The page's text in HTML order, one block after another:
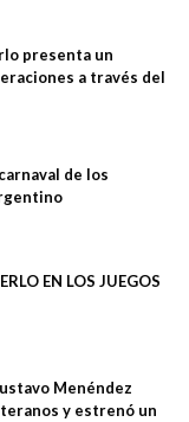
presenta un
a través del
de los
EN LOS JUEGOS
Menéndez
y estrenó un